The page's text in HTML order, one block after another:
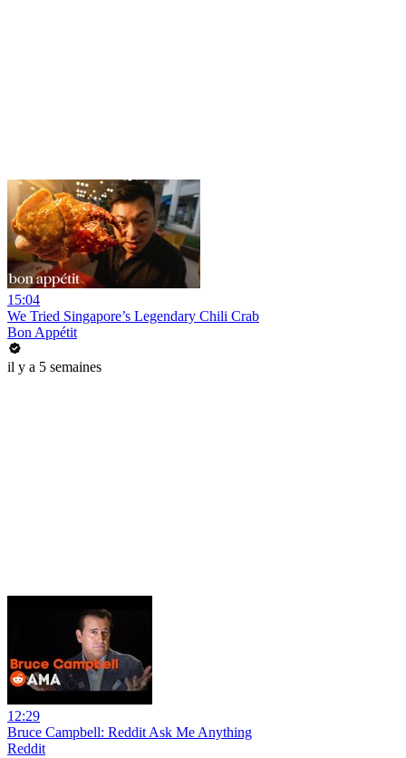
15:04
We Tried Singapore’s Legendary Chili Crab
Bon Appétit
il y a 5 semaines
12:29
Bruce Campbell: Reddit Ask Me Anything
Reddit